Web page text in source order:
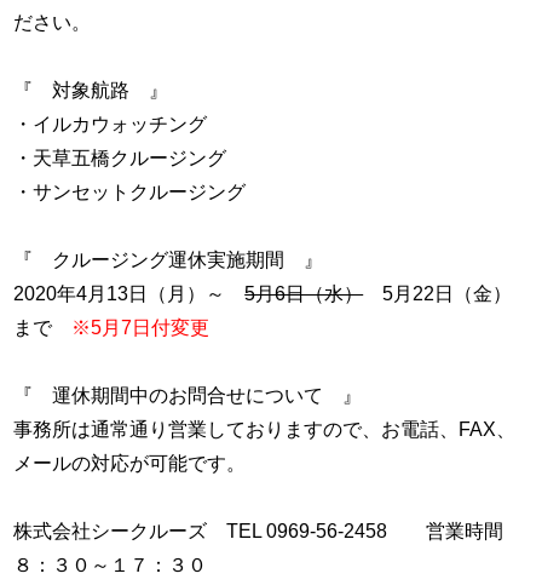
ださい。
『 対象航路 』
・イルカウォッチング
・天草五橋クルージング
・サンセットクルージング
『 クルージング運休実施期間 』
2020年4月13日（月）～5月6日（水）5月22日（金）
まで
※5月7日付変更
『 運休期間中のお問合せについて 』
事務所は通常通り営業しておりますので、お電話、FAX、
メールの対応が可能です。
株式会社シークルーズ TEL 0969-56-2458 営業時間
８：３０～１７：３０